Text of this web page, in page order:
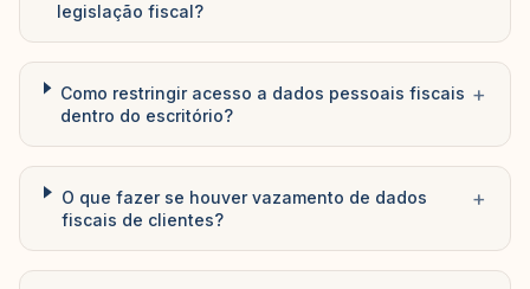
legislação fiscal?
Como restringir acesso a dados pessoais fiscais
dentro do escritório?
+
O que fazer se houver vazamento de dados
fiscais de clientes?
+